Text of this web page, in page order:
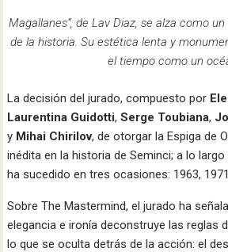
Magallanes”, de Lav Diaz, se alza como
de la historia. Su estética lenta y
el tiempo como un
La decisión del jurado, compuesto por
Laurentina Guidotti,Serge Toubiana,
y Mihai Chirilov, de otorgar la Espiga de
inédita en la historia de Seminci; a lo
ha sucedido en tres ocasiones: 1963,
Sobre The Mastermind, el jurado ha
elegancia e ironía deconstruye las reglas
lo que se oculta detrás de la acción: el